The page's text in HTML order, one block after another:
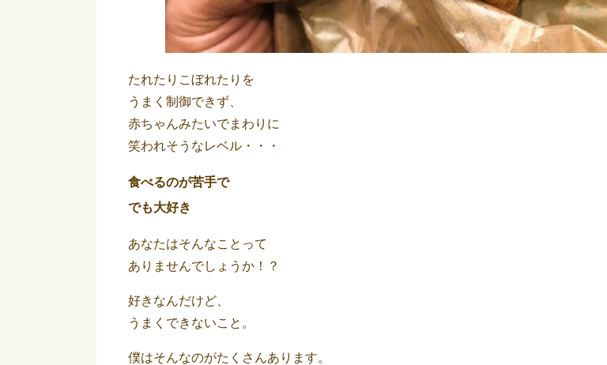
たれたりこぼれたりを
うまく制御できず、
赤ちゃんみたいでまわりに
笑われそうなレベル・・・
食べるのが苦手で
でも大好き
あなたはそんなことって
ありませんでしょうか！？
好きなんだけど、
うまくできないこと。
僕はそんなのがたくさんあります。